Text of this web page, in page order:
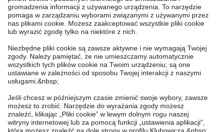
Potrzebujesz pomocy?
Sklep internetowy
Częste pytania
Twoje zamówienie
Skontaktuj się z nami
Znajdź sklep
Kappahl Club
Mój profil
Kappahl Club
Warunki członkostwa
O nas
O Kappahl Group
Zrównoważony rozwój
Praca u nas
Warunki i zasady
Ogólne warunki zakupu
Więcej od nas